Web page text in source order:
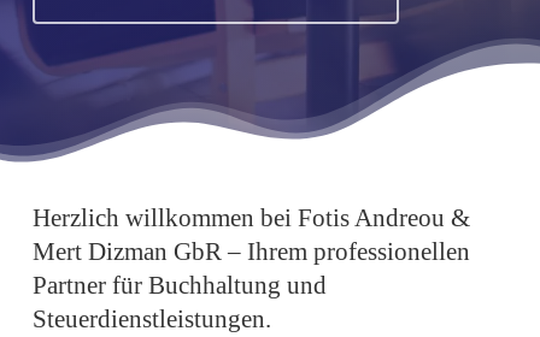
Herzlich willkommen bei Fotis Andreou &
Mert Dizman GbR – Ihrem professionellen
Partner für Buchhaltung und
Steuerdienstleistungen.